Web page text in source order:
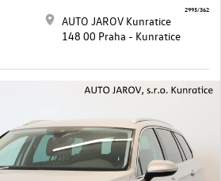
AUTO JAROV Kunratice
148 00 Praha - Kunratice
2995/362